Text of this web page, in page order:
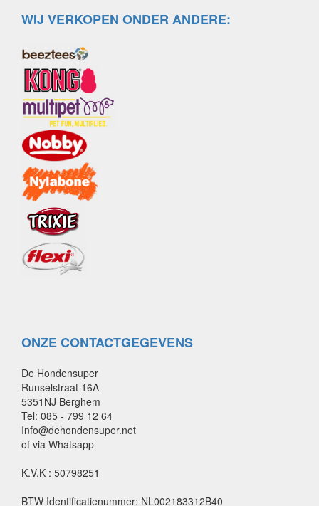
WIJ VERKOPEN ONDER ANDERE:
ONZE CONTACTGEGEVENS
De Hondensuper
Runselstraat 16A
5351NJ Berghem
Tel: 085 - 799 12 64
Info@dehondensuper.net
of via Whatsapp
K.V.K : 50798251
BTW Identificatienummer: NL002183312B40